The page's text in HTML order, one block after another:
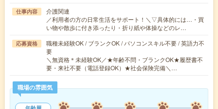
仕事内容
介護関連
／利用者の方の日常生活をサポート！＼▽具体的には…・買
い物や散歩に付き添ったり・折り紙や体操などのレ…
応募資格
職種未経験OK / ブランクOK / パソコンスキル不要 / 英語力不
要
＼無資格＊未経験OK／★年齢不問・ブランクOK★履歴書不
要・来社不要（電話登録OK）★社会保険完備＼…
職場の雰囲気